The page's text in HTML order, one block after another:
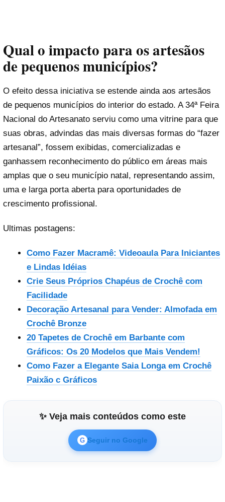
Qual o impacto para os artesãos
de pequenos municípios?
O efeito dessa iniciativa se estende ainda aos artesãos
de pequenos municípios do interior do estado. A 34ª Feira
Nacional do Artesanato serviu como uma vitrine para que
suas obras, advindas das mais diversas formas do “fazer
artesanal”, fossem exibidas, comercializadas e
ganhassem reconhecimento do público em áreas mais
amplas que o seu município natal, representando assim,
uma e larga porta aberta para oportunidades de
crescimento profissional.
Ultimas postagens:
Como Fazer Macramê: Videoaula Para Iniciantes
e Lindas Idéias
Crie Seus Próprios Chapéus de Crochê com
Facilidade
Decoração Artesanal para Vender: Almofada em
Crochê Bronze
20 Tapetes de Crochê em Barbante com
Gráficos: Os 20 Modelos que Mais Vendem!
Como Fazer a Elegante Saia Longa em Crochê
Paixão c Gráficos
✨ Veja mais conteúdos como este
G Seguir no Google